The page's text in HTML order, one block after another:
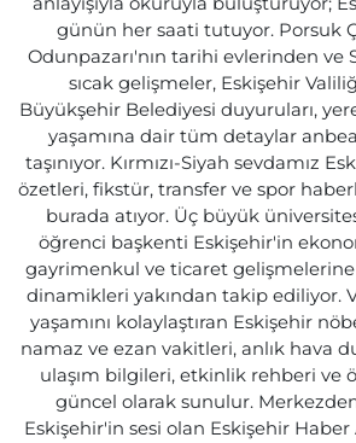
günün her saati tutuyor. Porsuk
Odunpazarı'nın tarihi evlerinden ve
sıcak gelişmeler, Eskişehir
Büyükşehir Belediyesi duyuruları,
yaşamına dair tüm detaylar
taşınıyor. Kırmızı-Siyah sevdamız
özetleri, fikstür, transfer ve spor
burada atıyor. Üç büyük
öğrenci başkenti Eskişehir'in
gayrimenkul ve ticaret
dinamikleri yakından takip ediliyor.
yaşamını kolaylaştıran Eskişehir
namaz ve ezan vakitleri, anlık hava
ulaşım bilgileri, etkinlik rehberi ve
güncel olarak sunulur.
Eskişehir'in sesi olan Eskişehir Haber